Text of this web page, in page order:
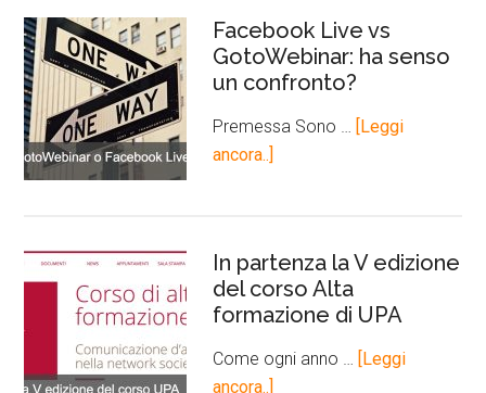
Facebook Live vs
GotoWebinar: ha senso
un confronto?
Premessa Sono …
[Leggi
ancora..]
In partenza la V edizione
del corso Alta
formazione di UPA
Come ogni anno …
[Leggi
ancora..]